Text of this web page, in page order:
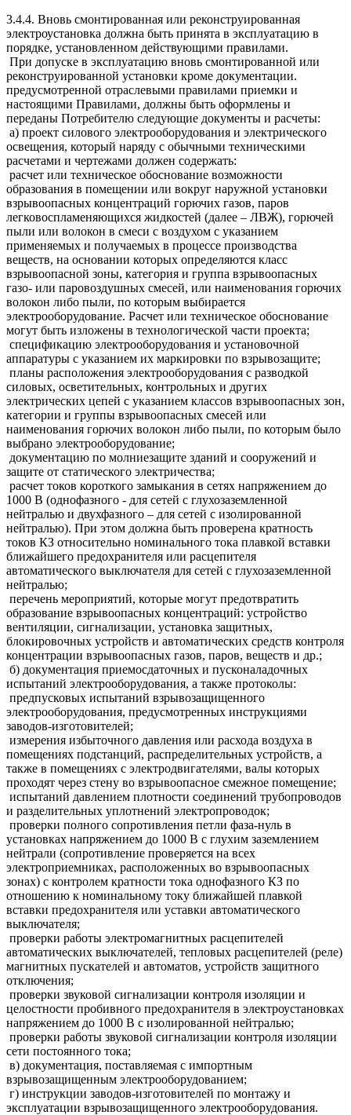
3.4.4. Вновь смонтированная или реконструированная
электроустановка должна быть принята в эксплуатацию в
порядке, установленном действующими правилами.
При допуске в эксплуатацию вновь смонтированной или
реконструированной установки кроме документации.
предусмотренной отраслевыми правилами приемки и
настоящими Правилами, должны быть оформлены и
переданы Потребителю следующие документы и расчеты:
а) проект силового электрооборудования и электрического
освещения, который наряду с обычными техническими
расчетами и чертежами должен содержать:
расчет или техническое обоснование возможности
образования в помещении или вокруг наружной установки
взрывоопасных концентраций горючих газов, паров
легковоспламеняющихся жидкостей (далее – ЛВЖ), горючей
пыли или волокон в смеси с воздухом с указанием
применяемых и получаемых в процессе производства
веществ, на основании которых определяются класс
взрывоопасной зоны, категория и группа взрывоопасных
газо- или паровоздушных смесей, или наименования горючих
волокон либо пыли, по которым выбирается
электрооборудование. Расчет или техническое обоснование
могут быть изложены в технологической части проекта;
спецификацию электрооборудования и установочной
аппаратуры с указанием их маркировки по взрывозащите;
планы расположения электрооборудования с разводкой
силовых, осветительных, контрольных и других
электрических цепей с указанием классов взрывоопасных зон,
категории и группы взрывоопасных смесей или
наименования горючих волокон либо пыли, по которым было
выбрано электрооборудование;
документацию по молниезащите зданий и сооружений и
защите от статического электричества;
расчет токов короткого замыкания в сетях напряжением до
1000 В (однофазного - для сетей с глухозаземленной
нейтралью и двухфазного – для сетей с изолированной
нейтралью). При этом должна быть проверена кратность
токов КЗ относительно номинального тока плавкой вставки
ближайшего предохранителя или расцепителя
автоматического выключателя для сетей с глухозаземленной
нейтралью;
перечень мероприятий, которые могут предотвратить
образование взрывоопасных концентраций: устройство
вентиляции, сигнализации, установка защитных,
блокировочных устройств и автоматических средств контроля
концентрации взрывоопасных газов, паров, веществ и др.;
б) документация приемосдаточных и пусконаладочных
испытаний электрооборудования, а также протоколы:
предпусковых испытаний взрывозащищенного
электрооборудования, предусмотренных инструкциями
заводов-изготовителей;
измерения избыточного давления или расхода воздуха в
помещениях подстанций, распределительных устройств, а
также в помещениях с электродвигателями, валы которых
проходят через стену во взрывоопасное смежное помещение;
испытаний давлением плотности соединений трубопроводов
и разделительных уплотнений электропроводок;
проверки полного сопротивления петли фаза-нуль в
установках напряжением до 1000 В с глухим заземлением
нейтрали (сопротивление проверяется на всех
электроприемниках, расположенных во взрывоопасных
зонах) с контролем кратности тока однофазного КЗ по
отношению к номинальному току ближайшей плавкой
вставки предохранителя или уставки автоматического
выключателя;
проверки работы электромагнитных расцепителей
автоматических выключателей, тепловых расцепителей (реле)
магнитных пускателей и автоматов, устройств защитного
отключения;
проверки звуковой сигнализации контроля изоляции и
целостности пробивного предохранителя в электроустановках
напряжением до 1000 В с изолированной нейтралью;
проверки работы звуковой сигнализации контроля изоляции
сети постоянного тока;
в) документация, поставляемая с импортным
взрывозащищенным электрооборудованием;
г) инструкции заводов-изготовителей по монтажу и
эксплуатации взрывозащищенного электрооборудования.